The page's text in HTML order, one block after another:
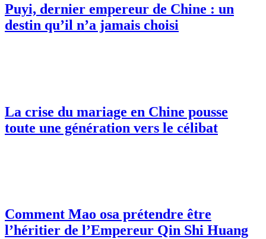
Puyi, dernier empereur de Chine : un
destin qu’il n’a jamais choisi
La crise du mariage en Chine pousse
toute une génération vers le célibat
Comment Mao osa prétendre être
l’héritier de l’Empereur Qin Shi Huang